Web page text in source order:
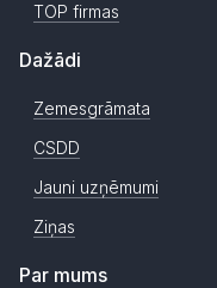
TOP firmas
Dažādi
Zemesgrāmata
CSDD
Jauni uzņēmumi
Ziņas
Par mums